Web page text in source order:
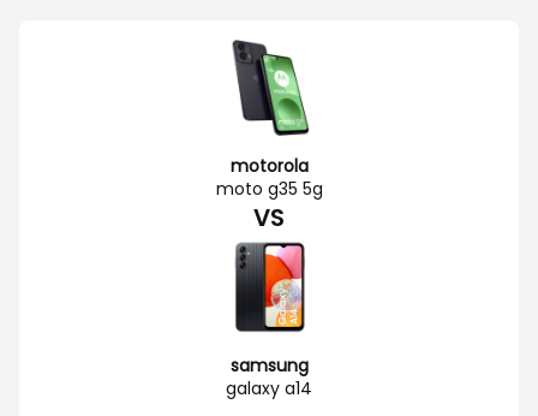
motorola
moto g35 5g
VS
samsung
galaxy a14